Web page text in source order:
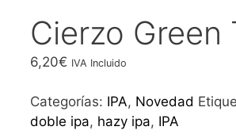
Cierzo Green
6,20€ IVA Incluido
Categorías: IPA, Novedad
doble ipa, hazy ipa, IPA